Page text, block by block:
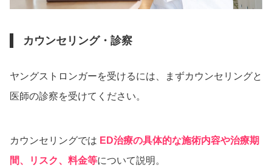
カウンセリング・診察
ヤングストロンガーを受けるには、まずカウンセリングと
医師の診察を受けてください。
カウンセリングでは ED治療の具体的な施術内容や治療期
間、リスク、料金等について説明。